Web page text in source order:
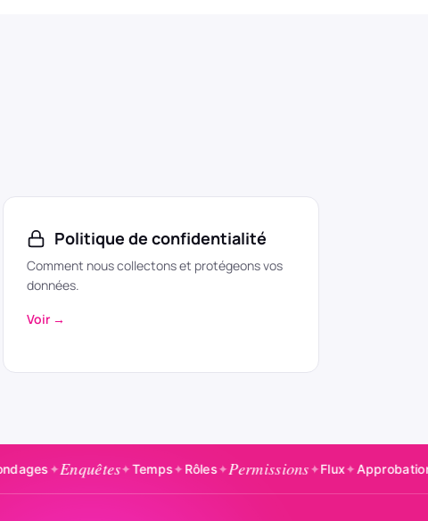
Politique de confidentialité
Comment nous collectons et protégeons vos
données.
Voir →
✦Temps✦Rôles✦Permissions✦Flux✦Approbations✦